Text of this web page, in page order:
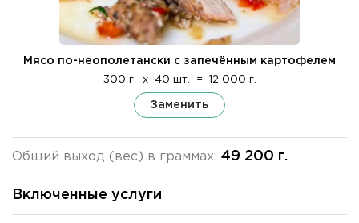
Мясо по-неополетански с запечённым картофелем
300 г. x 40 шт. = 12 000 г.
Заменить
Общий выход (вес) в граммах: 49 200 г.
Включенные услуги